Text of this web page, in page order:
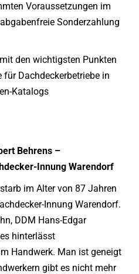
Voraussetzungen im
Sonderzahlung
den wichtigsten Punkten
Dachdeckerbetriebe in
Katalogs
Behrens –
Innung Warendorf
im Alter von 87 Jahren
Innung Warendorf.
DDM Hans-Edgar
hinterlässt
Handwerk. Man ist geneigt
gibt es nicht mehr